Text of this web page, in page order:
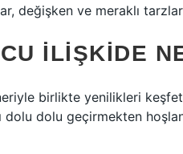
değişken ve meraklı
ILIŞKIDE
birlikte yenilikleri
dolu dolu geçirmekten